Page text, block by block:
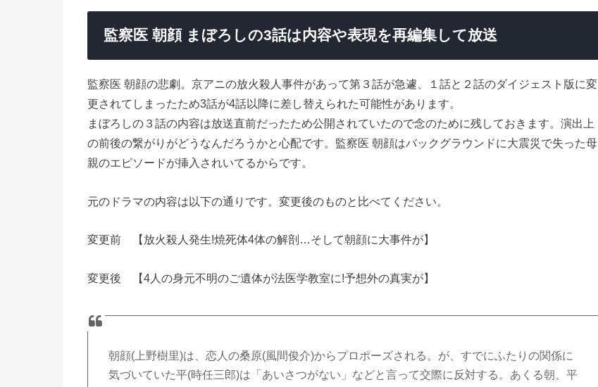
監察医 朝顔 まぼろしの3話は内容や表現を再編集して放送
監察医 朝顔の悲劇。京アニの放火殺人事件があって第３話が急遽、１話と２話のダイジェスト版に変
更されてしまったため3話が4話以降に差し替えられた可能性があります。
まぼろしの３話の内容は放送直前だったため公開されていたので念のために残しておきます。演出上
の前後の繋がりがどうなんだろうかと心配です。監察医 朝顔はバックグラウンドに大震災で失った母
親のエピソードが挿入されいてるからです。
元のドラマの内容は以下の通りです。変更後のものと比べてください。
変更前 【放火殺人発生!焼死体4体の解剖…そして朝顔に大事件が】
変更後 【4人の身元不明のご遺体が法医学教室に!予想外の真実が】
朝顔(上野樹里)は、恋人の桑原(風間俊介)からプロポーズされる。が、すでにふたりの関係に
気づいていた平(時任三郎)は「あいさつがない」などと言って交際に反対する。あくる朝、平